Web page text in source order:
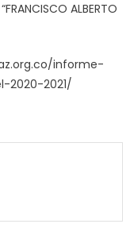
ALBERTO
informe-
2020-2021/